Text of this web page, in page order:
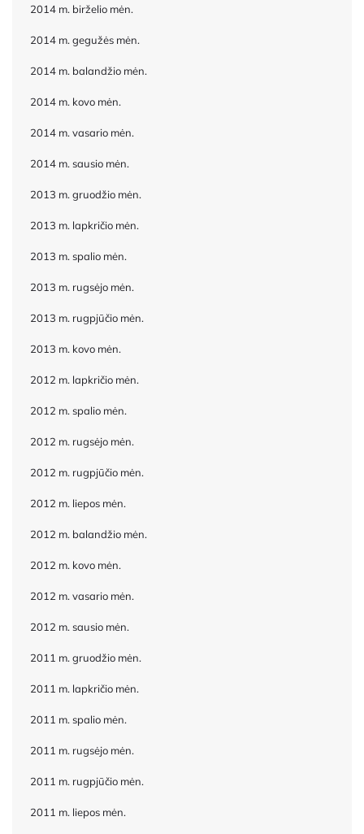
2014 m. birželio mėn.
2014 m. gegužės mėn.
2014 m. balandžio mėn.
2014 m. kovo mėn.
2014 m. vasario mėn.
2014 m. sausio mėn.
2013 m. gruodžio mėn.
2013 m. lapkričio mėn.
2013 m. spalio mėn.
2013 m. rugsėjo mėn.
2013 m. rugpjūčio mėn.
2013 m. kovo mėn.
2012 m. lapkričio mėn.
2012 m. spalio mėn.
2012 m. rugsėjo mėn.
2012 m. rugpjūčio mėn.
2012 m. liepos mėn.
2012 m. balandžio mėn.
2012 m. kovo mėn.
2012 m. vasario mėn.
2012 m. sausio mėn.
2011 m. gruodžio mėn.
2011 m. lapkričio mėn.
2011 m. spalio mėn.
2011 m. rugsėjo mėn.
2011 m. rugpjūčio mėn.
2011 m. liepos mėn.